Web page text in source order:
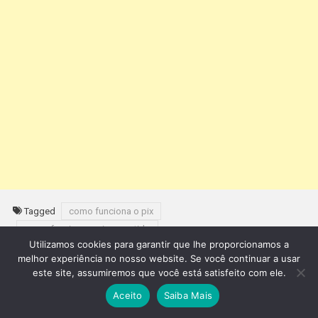
Tagged
como funciona o pix
como funciona o pix garantido
como funciona o pix no brasil
como funciona o pix parcelado
como funciona o pix parcelado aliexpress
como funciona o pix parcelado do picpay
Utilizamos cookies para garantir que lhe proporcionamos a
melhor experiência no nosso website. Se você continuar a usar
este site, assumiremos que você está satisfeito com ele.
Aceito
Saiba Mais